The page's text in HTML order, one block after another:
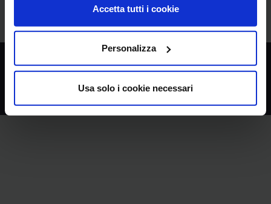
Accetta tutti i cookie
Personalizza
Usa solo i cookie necessari